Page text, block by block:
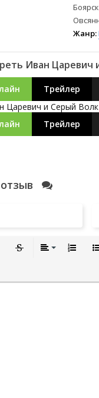
Жанр:
Иван Царевич
Трейлер
Трейлер